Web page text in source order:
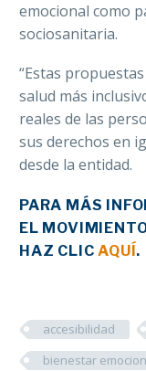
emocional como
sociosanitaria.
“Estas
salud más
reales de las
sus derechos en
desde la entidad.
PARA MÁS
EL
HAZ CLICAQUÍ.
accesibilidad
bienestar